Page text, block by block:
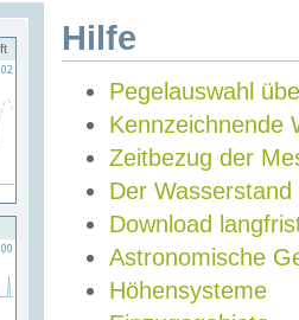
Hilfe
Pegelauswahl
Kennzeichnende
Zeitbezug der
Der Wasserstand
Download
Astronomische
Höhensysteme